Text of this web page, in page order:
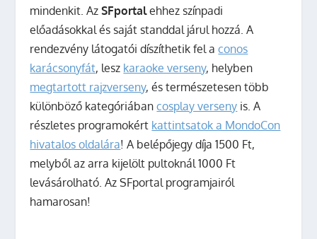
mindenkit. AzSFportalehhez színpadi
előadásokkal és saját standdal járul hozzá.A
rendezvény látogatói díszíthetik fel aconos
karácsonyfát, lesz karaoke verseny, helyben
megtartott rajzverseny, és természetesen több
különböző kategóriábancosplay verseny is. A
részletes programokért kattintsatok a MondoCon
hivatalos oldalára! A belépőjegy díja 1500 Ft,
melyből az arra kijelölt pultoknál 1000 Ft
levásárolható. Az SFportal programjairól
hamarosan!